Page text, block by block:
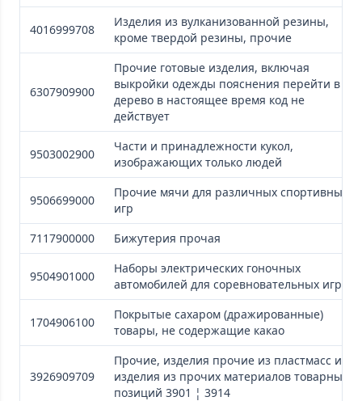
4016999708
Изделия из вулканизованной резины,
кроме твердой резины, прочие
6307909900
Прочие готовые изделия, включая
выкройки одежды пояснения перейти в
дерево в настоящее время код не
действует
9503002900
Части и принадлежности кукол,
изображающих только людей
9506699000
Прочие мячи для различных спортивных
игр
7117900000
Бижутерия прочая
9504901000
Наборы электрических гоночных
автомобилей для соревновательных игр
1704906100
Покрытые сахаром (дражированные)
товары, не содержащие какао
3926909709
Прочие, изделия прочие из пластмасс и
изделия из прочих материалов товарных
позиций 3901 ¦ 3914